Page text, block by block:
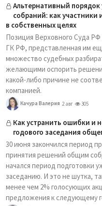
Альтернативный
собраний: как
в собственных целях
Позиция Верховного Суда РФ
ГК РФ, представленная им
множество судебных
желающими оспорить
какой-либо причине не
компанией.
Качура Валерия 2 авг 305
Как устранить ошибки и
годового заседания
30 июня закончился период
принятия решений общим
начался период подготовки
заседанию. И это не шутка,
менее чем 2% голосующих
предложения к следующему